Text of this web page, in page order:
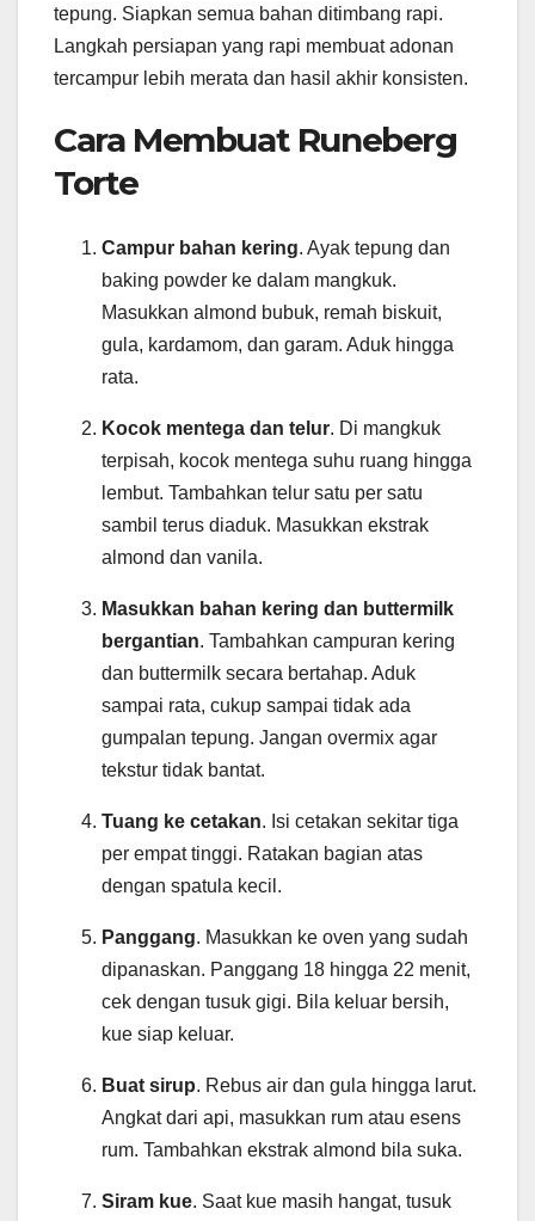
tepung. Siapkan semua bahan ditimbang rapi.
Langkah persiapan yang rapi membuat adonan
tercampur lebih merata dan hasil akhir konsisten.
Cara Membuat Runeberg
Torte
Campur bahan kering. Ayak tepung dan
baking powder ke dalam mangkuk.
Masukkan almond bubuk, remah biskuit,
gula, kardamom, dan garam. Aduk hingga
rata.
Kocok mentega dan telur. Di mangkuk
terpisah, kocok mentega suhu ruang hingga
lembut. Tambahkan telur satu per satu
sambil terus diaduk. Masukkan ekstrak
almond dan vanila.
Masukkan bahan kering dan buttermilk
bergantian. Tambahkan campuran kering
dan buttermilk secara bertahap. Aduk
sampai rata, cukup sampai tidak ada
gumpalan tepung. Jangan overmix agar
tekstur tidak bantat.
Tuang ke cetakan. Isi cetakan sekitar tiga
per empat tinggi. Ratakan bagian atas
dengan spatula kecil.
Panggang. Masukkan ke oven yang sudah
dipanaskan. Panggang 18 hingga 22 menit,
cek dengan tusuk gigi. Bila keluar bersih,
kue siap keluar.
Buat sirup. Rebus air dan gula hingga larut.
Angkat dari api, masukkan rum atau esens
rum. Tambahkan ekstrak almond bila suka.
Siram kue. Saat kue masih hangat, tusuk